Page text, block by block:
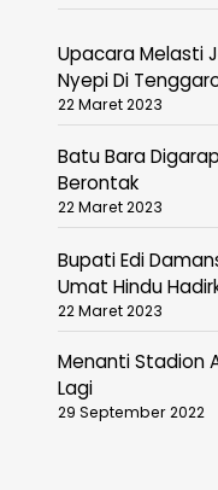
Upacara Melasti
Nyepi Di
22 Maret 2023
Batu Bara
Berontak
22 Maret 2023
Bupati Edi
Umat Hindu
22 Maret 2023
Menanti Stadion
Lagi
29 September 2022